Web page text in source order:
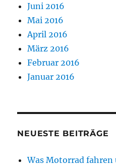
Juni 2016
Mai 2016
April 2016
März 2016
Februar 2016
Januar 2016
NEUESTE BEITRÄGE
Was Motorrad fahren